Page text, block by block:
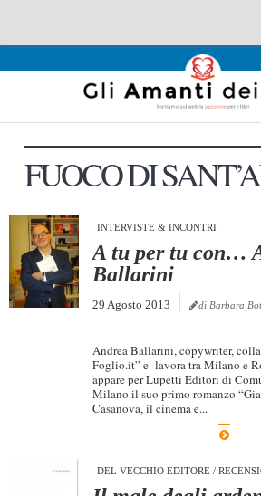
Recensioni
Interviste & Incontri
Bandi
Chi siamo
Contatti
Eventi
Rassegna Stampa
FUOCO DI
INTERVISTE & INCONTRI
A tu per tu con…
Ballarini
29 Agosto 2013 di Barbara
Andrea Ballarini, copywriter,
Foglio.it” e lavora tra Milano e
appare per Lupetti Editori di
Milano il suo primo romanzo
Casanova, il cinema e...
DEL VECCHIO EDITORE/